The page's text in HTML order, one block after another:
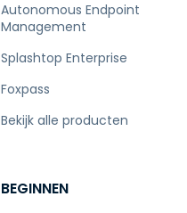
Autonomous Endpoint
Management
Splashtop Enterprise
Foxpass
Bekijk alle producten
BEGINNEN